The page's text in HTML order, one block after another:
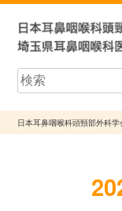
日本耳鼻咽喉科頭頸部外科